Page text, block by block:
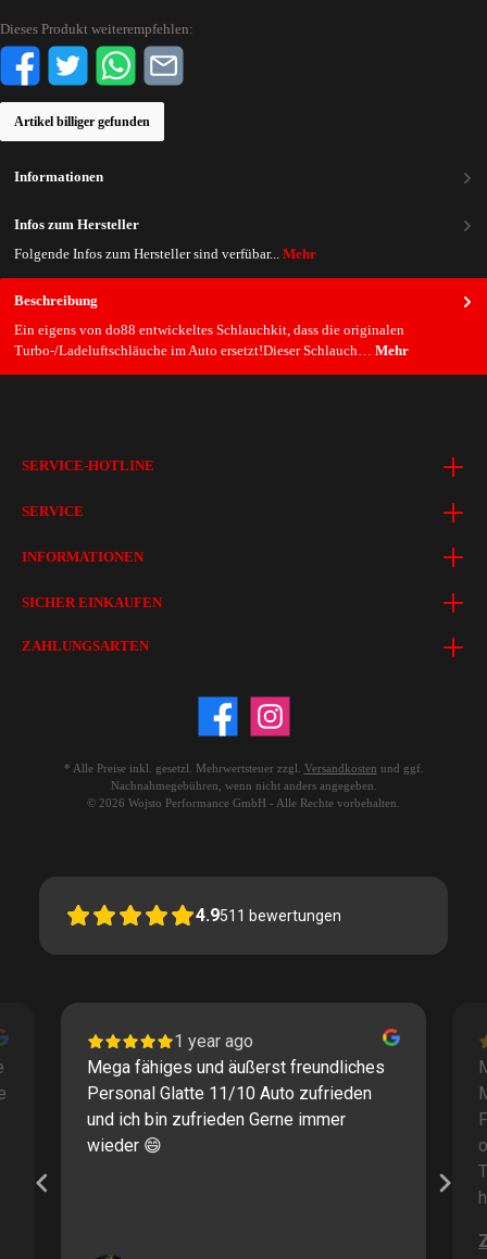
Dieses Produkt weiterempfehlen:
Artikel billiger gefunden
Beschreibung
Ein eigens von do88 entwickeltes Schlauchkit, dass die originalen
Turbo-/Ladeluftschläuche im Auto ersetzt!Dieser Schlauch… Mehr
Informationen
Infos zum Hersteller
Folgende Infos zum Hersteller sind verfübar... Mehr
SERVICE-HOTLINE
SERVICE
INFORMATIONEN
SICHER EINKAUFEN
ZAHLUNGSARTEN
* Alle Preise inkl. gesetzl. Mehrwertsteuer zzgl. Versandkosten und ggf.
Nachnahmegebühren, wenn nicht anders angegeben.
© 2026 Wojsto Performance GmbH - Alle Rechte vorbehalten.
4.9511 bewertungen
1 year ago
Mega fähiges und äußerst freundliches
Personal Glatte 11/10 Auto zufrieden
und ich bin zufrieden Gerne immer
wieder 😄